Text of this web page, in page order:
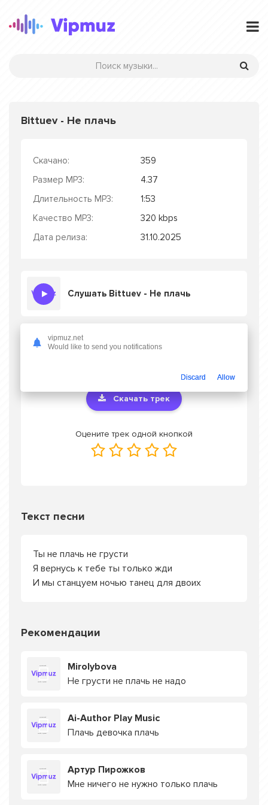
Bittuev - Не плачь
Скачано:
359
Размер MP3:
4.37
Длительность MP3:
1:53
Качество MP3:
320 kbps
Дата релиза:
31.10.2025
Слушать Bittuev - Не плачь
Скачать песню Bittuev - Не плачь
Скачать трек
Оцените трек одной кнопкой
Текст песни
Ты не плачь не грусти
Я вернусь к тебе ты только жди
И мы станцуем ночью танец для двоих
Рекомендации
Mirolybova
Не грусти не плачь не надо
Ai-Author Play Music
Плачь девочка плачь
Артур Пирожков
Мне ничего не нужно только плачь
vipmuz.net
Would like to send you notifications
Discard Allow